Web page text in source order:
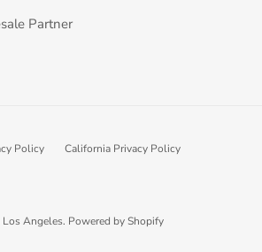
Partner
Policy
California Privacy Policy
Los Angeles. Powered by Shopify